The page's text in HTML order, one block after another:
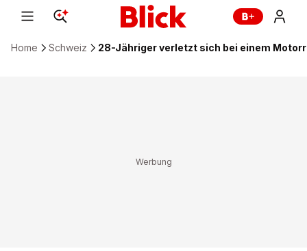
Home Schweiz 28-Jähriger verletzt sich bei einem